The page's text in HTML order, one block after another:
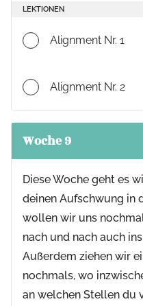
LEKTIONEN
Alignment Nr. 1
Alignment Nr. 2
Woche 9
Diese Woche geht es
deinen Aufschwung in
wollen wir uns
nach und nach auch
Außerdem ziehen wir
nochmals, wo
an welchen Stellen du